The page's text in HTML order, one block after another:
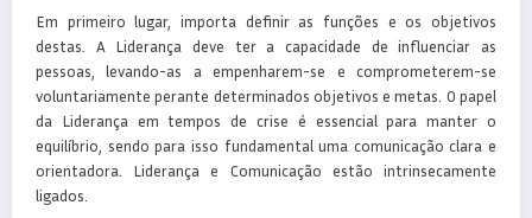
Em primeiro lugar, importa definir as funções e os objetivos
destas. A Liderança deve ter a capacidade de influenciar as
pessoas, levando-as a empenharem-se e comprometerem-se
voluntariamente perante determinados objetivos e metas. O papel
da Liderança em tempos de crise é essencial para manter o
equilíbrio, sendo para isso fundamental uma comunicação clara e
orientadora. Liderança e Comunicação estão intrinsecamente
ligados.